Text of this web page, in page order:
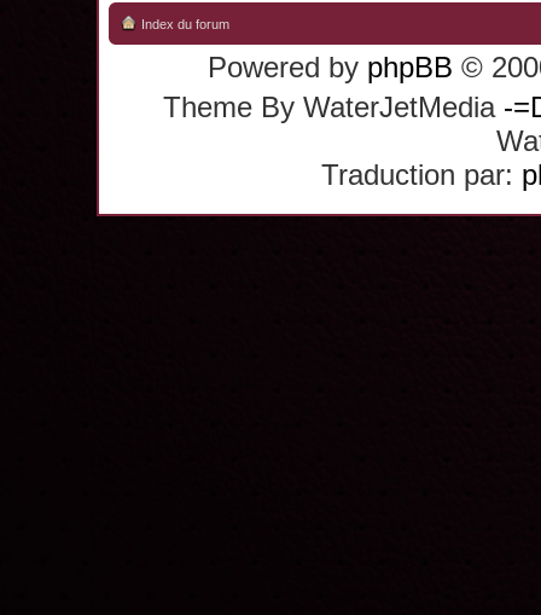
Index du forum
Powered by phpBB ©
Theme By WaterJetMedia -
Traduction par: